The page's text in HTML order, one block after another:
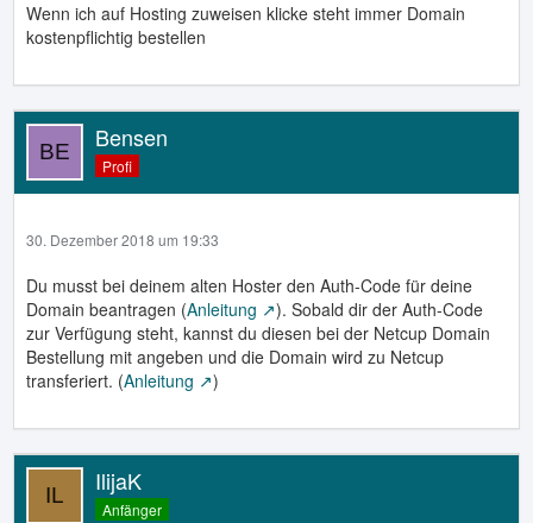
Wenn ich auf Hosting zuweisen klicke steht immer Domain
kostenpflichtig bestellen
Bensen
Profi
30. Dezember 2018 um 19:33
Du musst bei deinem alten Hoster den Auth-Code für deine
Domain beantragen (Anleitung
). Sobald dir der Auth-Code
zur Verfügung steht, kannst du diesen bei der Netcup Domain
Bestellung mit angeben und die Domain wird zu Netcup
transferiert. (Anleitung )
IlijaK
Anfänger